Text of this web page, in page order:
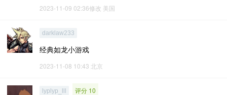
2023-11-09 02:36修改 美国
darklaw233
经典如龙小游戏
2023-11-08 10:43 北京
lyplyp_lll 评分 10